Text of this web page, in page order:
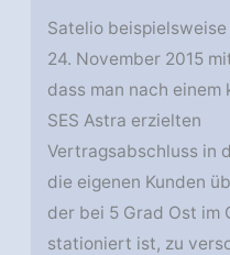
Satelio
24. November 2015
dass man nach
SES Astra erzielten
Vertragsabschluss in
die eigenen Kunden
der bei 5 Grad Ost im
stationiert ist, zu